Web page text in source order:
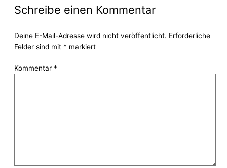
Schreibe einen Kommentar
Deine E-Mail-Adresse wird nicht veröffentlicht. Erforderliche
Felder sind mit * markiert
Kommentar *